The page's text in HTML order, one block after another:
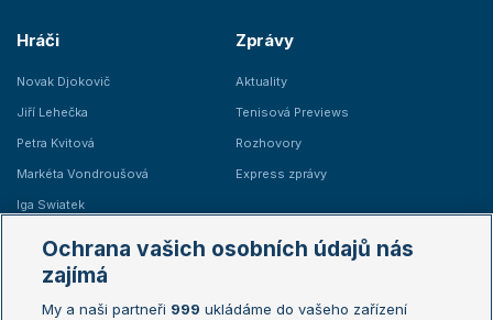
Hráči
Novak Djokovič
Jiří Lehečka
Petra Kvitová
Markéta Vondroušová
Iga Swiatek
Zprávy
Aktuality
Tenisová Previews
Rozhovory
Express zprávy
Žebříčky
Žebříček ATP (muži)
Australian Open
Ochrana vašich osobních údajů nás
zajímá
My a naši partneři 999 ukládáme do vašeho zařízení